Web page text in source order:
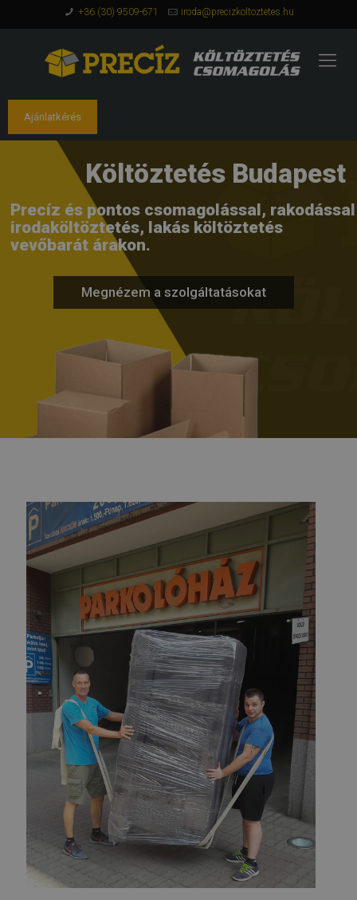
+36 (30) 9509-671 iroda@precizkoltoztetes.hu
Ajánlatkérés
Költöztetés Budapest
Megnézem a szolgáltatásokat
Precíz és pontos csomagolással, rakodással
irodaköltöztetés, lakás költöztetés
vevőbarát árakon.